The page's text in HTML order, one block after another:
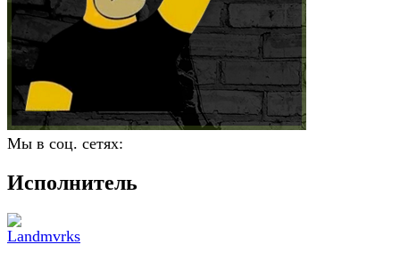
Мы в соц. сетях:
Исполнитель